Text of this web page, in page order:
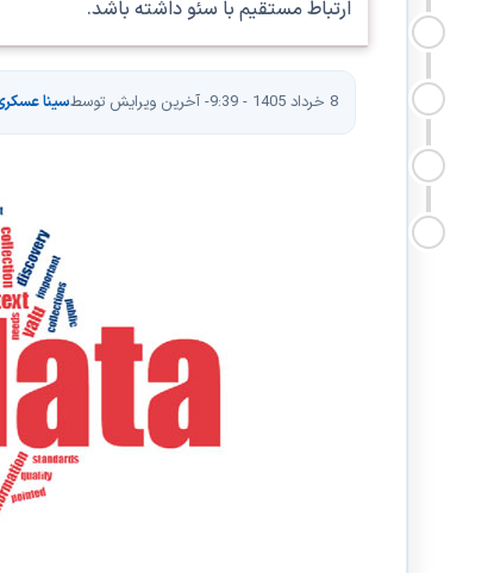
ارتباط مستقیم با سئو داشته باشد.
8 خرداد 1405 - 9:39 - آخرین ویرایش توسطسینا